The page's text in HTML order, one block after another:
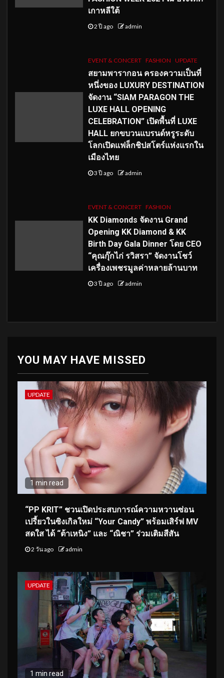
เกาหลีใต้
2 ปี ago admin
EVENT & CONCERT FASHION UPDATE
สยามพารากอน ครองความเป็นที่
หนึ่งของ LUXURY DESTINATION
จัดงาน “SIAM PARAGON THE
LUXE HALL OPENING
CELEBRATION” เปิดพื้นที่ LUXE
HALL ยกขบวนแบรนด์หรูระดับ
โลกเปิดแฟล็กชิปสโตร์แห่งแรกใน
เมืองไทย
3 ปี ago admin
EVENT & CONCERT FASHION
KK Diamonds จัดงาน Grand
Opening KK Diamond & KK
Birth Day Gala Dinner โดย CEO
“คุณกุ๊กไก่ รวิสรา” จัดงานโชว์
เครื่องเพชรมูลค่าหลายล้านบาท
3 ปี ago admin
YOU MAY HAVE MISSED
UPDATE
1 min read
“PP KRIT” ชวนเปิดประสบการณ์ความหวานซ่อน
เปรี้ยวในซิงเกิลใหม่ “Your Candy” พร้อมเสิร์ฟ MV
สดใส ได้ “ต้าเหนิง” และ “ณิชา” ร่วมเติมสีสัน
2 วัน ago admin
UPDATE
1 min read